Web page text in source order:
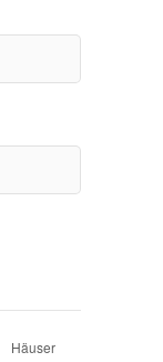
Häuser